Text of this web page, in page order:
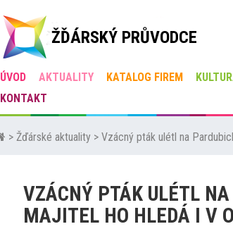
ŽĎÁRSKÝ PRŮVODCE
ÚVOD AKTUALITY KATALOG FIREM
KONTAKT
> Žďárské aktuality > Vzácný pták ulétl na
VZÁCNÝ PTÁK ULÉTL NA
MAJITEL HO HLEDÁ I V